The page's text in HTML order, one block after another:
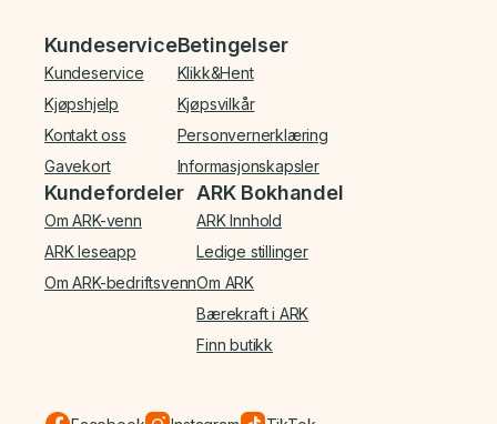
Bunnmeny
Kundeservice
Kundeservice
Kjøpshjelp
Kontakt oss
Gavekort
Betingelser
Klikk&Hent
Kjøpsvilkår
Personvernerklæring
Informasjonskapsler
Kundefordeler
Om ARK-venn
ARK leseapp
Om ARK-bedriftsvenn
ARK Bokhandel
ARK Innhold
Ledige stillinger
Om ARK
Bærekraft i ARK
Finn butikk